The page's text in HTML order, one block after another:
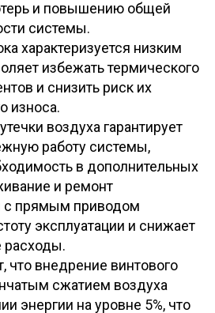
и повышению общей
системы.
характеризуется низким
избежать термического
и снизить риск их
износа.
воздуха гарантирует
работу системы,
в дополнительных
и ремонт
с прямым приводом
эксплуатации и снижает
расходы.
что внедрение винтового
сжатием воздуха
энергии на уровне 5%, что